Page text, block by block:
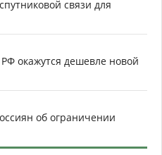
связи для
окажутся дешевле новой
об ограничении